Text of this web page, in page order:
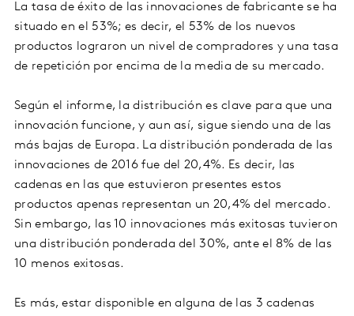
La tasa de éxito de las innovaciones de fabricante se ha
situado en el 53%; es decir, el 53% de los nuevos
productos lograron un nivel de compradores y una tasa
de repetición por encima de la media de su mercado.
Según el informe, la distribución es clave para que una
innovación funcione, y aun así, sigue siendo una de las
más bajas de Europa. La distribución ponderada de las
innovaciones de 2016 fue del 20,4%. Es decir, las
cadenas en las que estuvieron presentes estos
productos apenas representan un 20,4% del mercado.
Sin embargo, las 10 innovaciones más exitosas tuvieron
una distribución ponderada del 30%, ante el 8% de las
10 menos exitosas.
Es más, estar disponible en alguna de las 3 cadenas